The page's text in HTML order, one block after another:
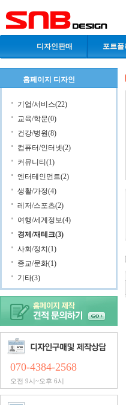
디자인판매 포트폴
홈페이지 디자인
기업/서비스(22)
교육/학문(0)
건강/병원(8)
컴퓨터/인터넷(2)
커뮤니티(1)
엔터테인먼트(2)
생활/가정(4)
레저/스포츠(2)
여행/세계정보(4)
경제/재테크(3)
사회/정치(1)
종교/문화(1)
기타(3)
070-4384-2568
오전 9시~오후 6시